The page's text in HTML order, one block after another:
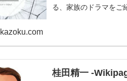
る、家族のドラマをご
桂田精一 -